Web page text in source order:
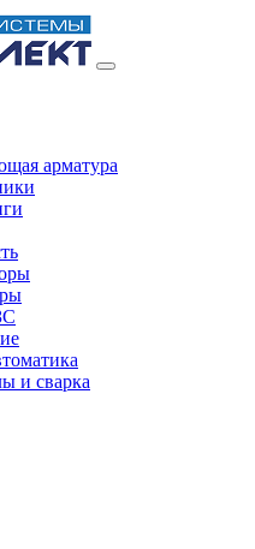
арматура
и сварка